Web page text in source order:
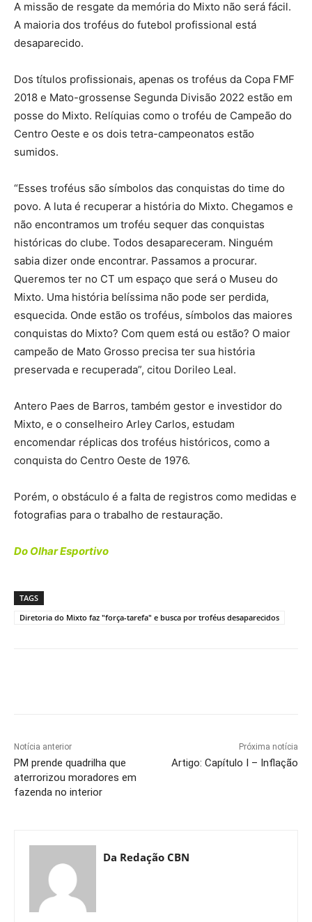
A missão de resgate da memória do Mixto não será fácil.
A maioria dos troféus do futebol profissional está
desaparecido.
Dos títulos profissionais, apenas os troféus da Copa FMF
2018 e Mato-grossense Segunda Divisão 2022 estão em
posse do Mixto. Relíquias como o troféu de Campeão do
Centro Oeste e os dois tetra-campeonatos estão
sumidos.
“Esses troféus são símbolos das conquistas do time do
povo. A luta é recuperar a história do Mixto. Chegamos e
não encontramos um troféu sequer das conquistas
históricas do clube. Todos desapareceram. Ninguém
sabia dizer onde encontrar. Passamos a procurar.
Queremos ter no CT um espaço que será o Museu do
Mixto. Uma história belíssima não pode ser perdida,
esquecida. Onde estão os troféus, símbolos das maiores
conquistas do Mixto? Com quem está ou estão? O maior
campeão de Mato Grosso precisa ter sua história
preservada e recuperada”, citou Dorileo Leal.
Antero Paes de Barros, também gestor e investidor do
Mixto, e o conselheiro Arley Carlos, estudam
encomendar réplicas dos troféus históricos, como a
conquista do Centro Oeste de 1976.
Porém, o obstáculo é a falta de registros como medidas e
fotografias para o trabalho de restauração.
Do Olhar Esportivo
TAGS
Diretoria do Mixto faz "força-tarefa" e busca por troféus desaparecidos
Notícia anterior
PM prende quadrilha que
aterrorizou moradores em
fazenda no interior
Próxima notícia
Artigo: Capítulo I – Inflação
Da Redação CBN